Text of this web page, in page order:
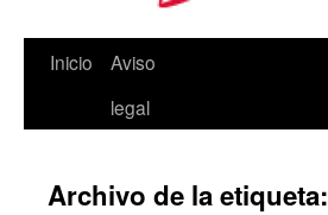
Inicio
Aviso
legal
Archivo de la etiqueta: